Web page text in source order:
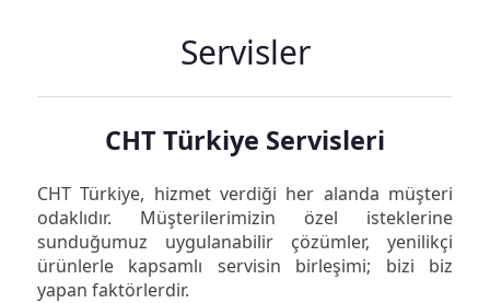
Servisler
CHT Türkiye Servisleri
CHT Türkiye, hizmet verdiği her alanda müşteri
odaklıdır. Müşterilerimizin özel isteklerine
sunduğumuz uygulanabilir çözümler, yenilikçi
ürünlerle kapsamlı servisin birleşimi; bizi biz
yapan faktörlerdir.